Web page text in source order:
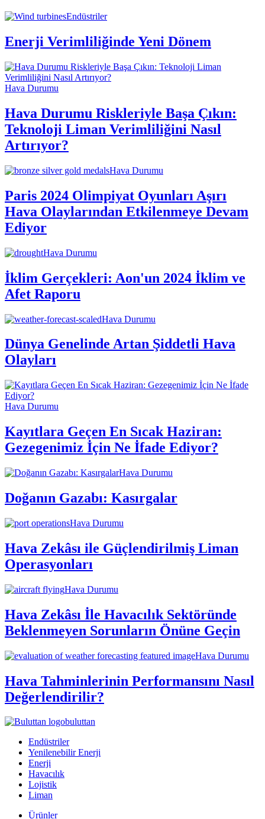
Endüstriler
Enerji Verimliliğinde Yeni Dönem
Hava Durumu
Hava Durumu Riskleriyle Başa Çıkın:
Teknoloji Liman Verimliliğini Nasıl
Artırıyor?
Hava Durumu
Paris 2024 Olimpiyat Oyunları Aşırı
Hava Olaylarından Etkilenmeye Devam
Ediyor
Hava Durumu
İklim Gerçekleri: Aon'un 2024 İklim ve
Afet Raporu
Hava Durumu
Dünya Genelinde Artan Şiddetli Hava
Olayları
Hava Durumu
Kayıtlara Geçen En Sıcak Haziran:
Gezegenimiz İçin Ne İfade Ediyor?
Hava Durumu
Doğanın Gazabı: Kasırgalar
Hava Durumu
Hava Zekâsı ile Güçlendirilmiş Liman
Operasyonları
Hava Durumu
Hava Zekâsı İle Havacılık Sektöründe
Beklenmeyen Sorunların Önüne Geçin
Hava Durumu
Hava Tahminlerinin Performansını Nasıl
Değerlendirilir?
buluttan
Endüstriler
Yenilenebilir Enerji
Enerji
Havacılık
Lojistik
Liman
Ürünler